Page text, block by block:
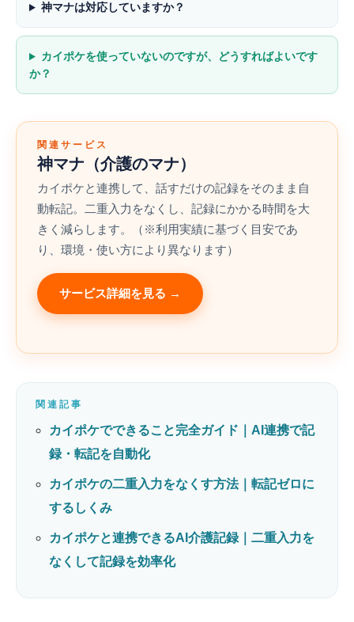
神マナは対応していますか？
カイポケを使っていないのですが、どうすればよいです
か？
関連サービス
神マナ（介護のマナ）
カイポケと連携して、話すだけの記録をそのまま自
動転記。二重入力をなくし、記録にかかる時間を大
きく減らします。（※利用実績に基づく目安であ
り、環境・使い方により異なります）
サービス詳細を見る →
関連記事
カイポケでできること完全ガイド｜AI連携で記
録・転記を自動化
カイポケの二重入力をなくす方法｜転記ゼロに
するしくみ
カイポケと連携できるAI介護記録｜二重入力を
なくして記録を効率化